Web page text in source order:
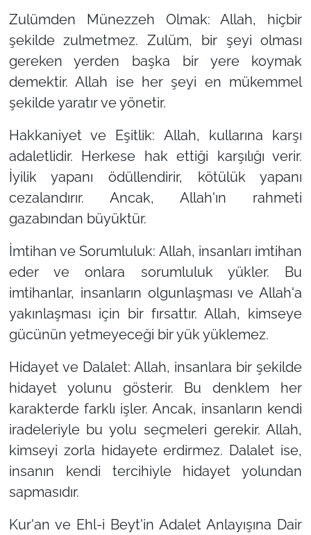
Zulümden Münezzeh Olmak: Allah, hiçbir
şekilde zulmetmez. Zulüm, bir şeyi olması
gereken yerden başka bir yere koymak
demektir. Allah ise her şeyi en mükemmel
şekilde yaratır ve yönetir.
Hakkaniyet ve Eşitlik: Allah, kullarına karşı
adaletlidir. Herkese hak ettiği karşılığı verir.
İyilik yapanı ödüllendirir, kötülük yapanı
cezalandırır. Ancak, Allah'ın rahmeti
gazabından büyüktür.
İmtihan ve Sorumluluk: Allah, insanları imtihan
eder ve onlara sorumluluk yükler. Bu
imtihanlar, insanların olgunlaşması ve Allah'a
yakınlaşması için bir fırsattır. Allah, kimseye
gücünün yetmeyeceği bir yük yüklemez.
Hidayet ve Dalalet: Allah, insanlara bir şekilde
hidayet yolunu gösterir. Bu denklem her
karakterde farklı işler. Ancak, insanların kendi
iradeleriyle bu yolu seçmeleri gerekir. Allah,
kimseyi zorla hidayete erdirmez. Dalalet ise,
insanın kendi tercihiyle hidayet yolundan
sapmasıdır.
Kur'an ve Ehl-i Beyt'in Adalet Anlayışına Dair